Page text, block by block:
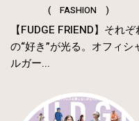
( FASHION )
【FUDGE FRIEND】それぞ
の“好き”が光る。オフィシ
ルガー...